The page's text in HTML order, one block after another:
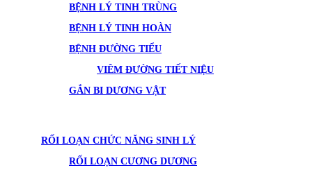
BỆNH LÝ TINH TRÙNG
BỆNH LÝ TINH HOÀN
BỆNH ĐƯỜNG TIỂU
VIÊM ĐƯỜNG TIẾT NIỆU
GẮN BI DƯƠNG VẬT
RỐI LOẠN CHỨC NĂNG SINH LÝ
RỐI LOẠN CƯƠNG DƯƠNG